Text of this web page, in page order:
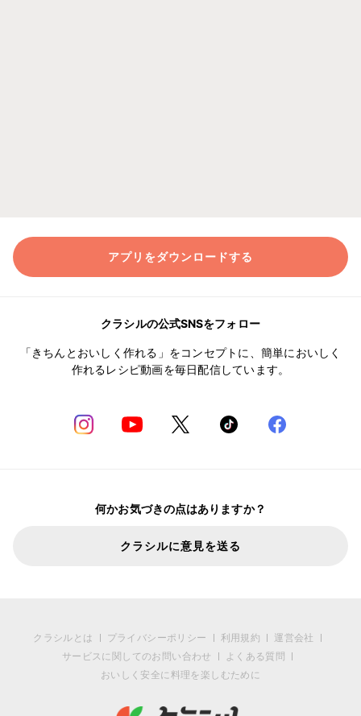
アプリをダウンロードする
クラシルの公式SNSをフォロー
「きちんとおいしく作れる」をコンセプトに、簡単においしく
作れるレシピ動画を毎日配信しています。
何かお気づきの点はありますか？
クラシルに意見を送る
クラシルとは プライバシーポリシー 利用規約
運営会社
サービスに関してのお問い合わせ
よくある質問
おいしく安全に料理を楽しむために